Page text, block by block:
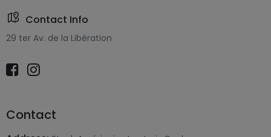
Contact Info
29 ter Av. de la Libération
Contact